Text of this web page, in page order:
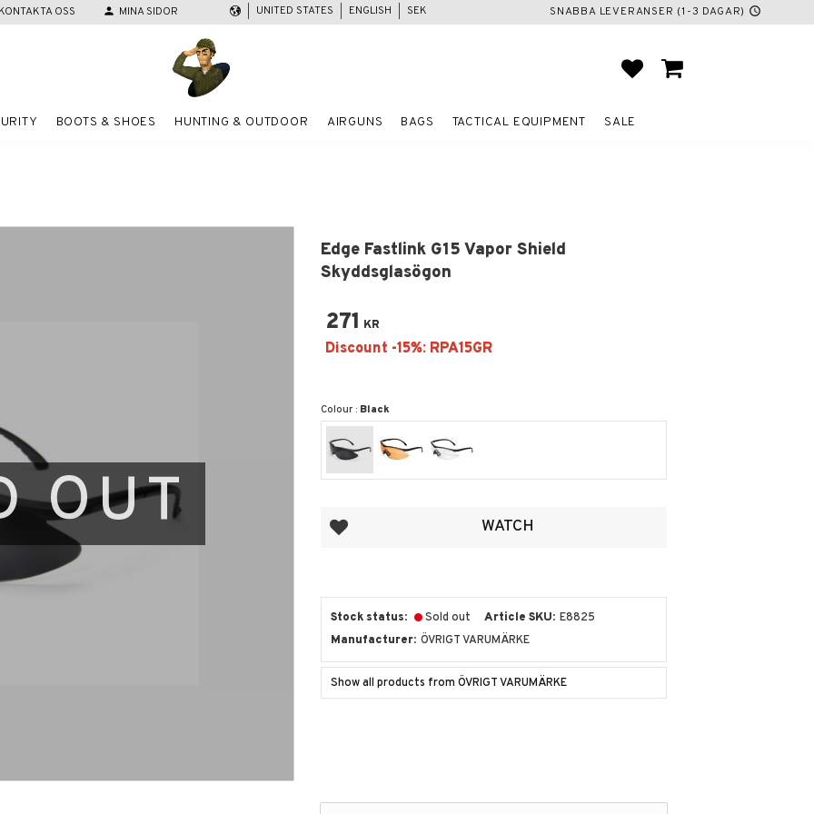
OSS person MINA SIDOR SNABBA LEVERANSER (1-3 DAGAR) schedule
UNITED STATES ENGLISH SEK
FAVORITES
BASKET
BOOTS & SHOES HUNTING & OUTDOOR AIRGUNS BAGS TACTICAL EQUIPMENT SALE
Edge Fastlink G15 Vapor Shield
Skyddsglasögon
OUT
271 KR
Colour : Black
Add to favorites WATCH
Stock status Sold out Article SKU E8825
Manufacturer ÖVRIGT VARUMÄRKE
Show all products from ÖVRIGT VARUMÄRKE